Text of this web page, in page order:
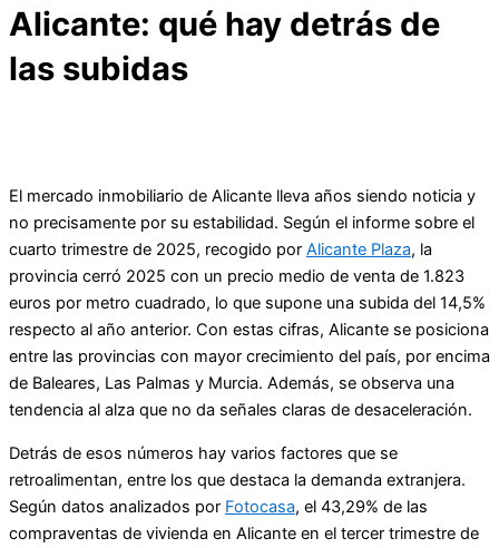
Alicante: qué hay detrás de
las subidas
El mercado inmobiliario de Alicante lleva años siendo noticia y
no precisamente por su estabilidad. Según el informe sobre el
cuarto trimestre de 2025, recogido por Alicante Plaza, la
provincia cerró 2025 con un precio medio de venta de 1.823
euros por metro cuadrado, lo que supone una subida del 14,5%
respecto al año anterior. Con estas cifras, Alicante se posiciona
entre las provincias con mayor crecimiento del país, por encima
de Baleares, Las Palmas y Murcia. Además, se observa una
tendencia al alza que no da señales claras de desaceleración.
Detrás de esos números hay varios factores que se
retroalimentan, entre los que destaca la demanda extranjera.
Según datos analizados por Fotocasa, el 43,29% de las
compraventas de vivienda en Alicante en el tercer trimestre de